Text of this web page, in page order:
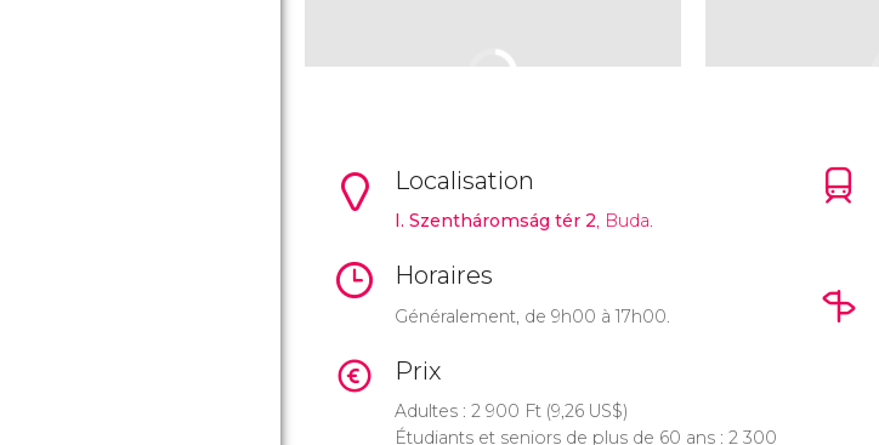
Localisation
I. Szentháromság tér 2, Buda.
Horaires
Généralement, de 9h00 à 17h00.
Prix
Adultes : 2 900 Ft (9,26 US$)
Étudiants et seniors de plus de 60 ans : 2 300